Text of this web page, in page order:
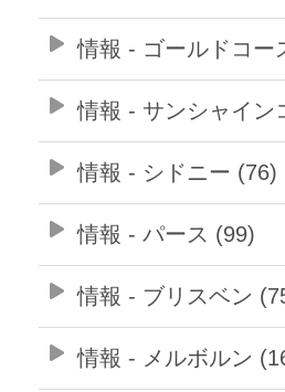
情報 - ゴールドコー
情報 - サンシャイン
情報 - シドニー (76)
情報 - パース (99)
情報 - ブリスベン
情報 - メルボルン